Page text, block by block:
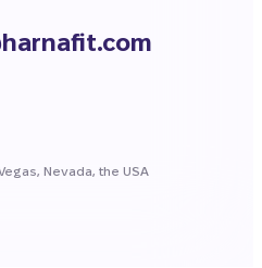
Nevada, the USA